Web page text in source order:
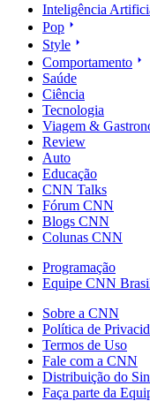
Inteligência
Pop
Style
Comportamento
Saúde
Ciência
Tecnologia
Viagem &
Review
Auto
Educação
CNN Talks
Fórum CNN
Blogs CNN
Colunas CNN
Programação
Equipe CNN
Sobre a CNN
Política de
Termos de Uso
Fale com a CNN
Distribuição do
Faça parte da